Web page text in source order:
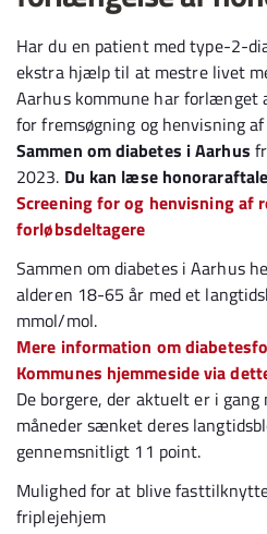
Har du en patient med type-2-
ekstra hjælp til at mestre livet
Aarhus kommune har forlænget
for fremsøgning og henvisning
Sammen om diabetes i Aarhus
2023. Du kan læse
Screening for og henvisning af
forløbsdeltagere
Sammen om diabetes i Aarhus
alderen 18-65 år med et
mmol/mol.
Mere information om
Kommunes hjemmeside via
De borgere, der aktuelt er i
måneder sænket deres
gennemsnitligt 11 point.
Mulighed for at blive
friplejehjem